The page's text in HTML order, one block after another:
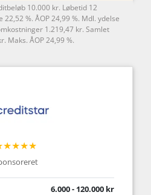
10.000 kr. Løbetid 12
%. ÅOP 24,99 %. Mdl. ydelse
1.219,47 kr. Samlet
Maks. ÅOP 24,99 %.
6.000 - 120.000 kr